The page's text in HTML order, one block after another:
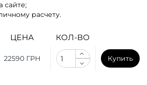
сайте;
расчету.
ЦЕНА КОЛ-ВО
22590 ГРН Купить